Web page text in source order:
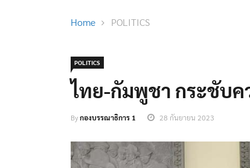
Home POLITICS
POLITICS
ไทย-กัมพูชา กระชับ
Byกองบรรณาธิการ 1 28 กันยายน 2023